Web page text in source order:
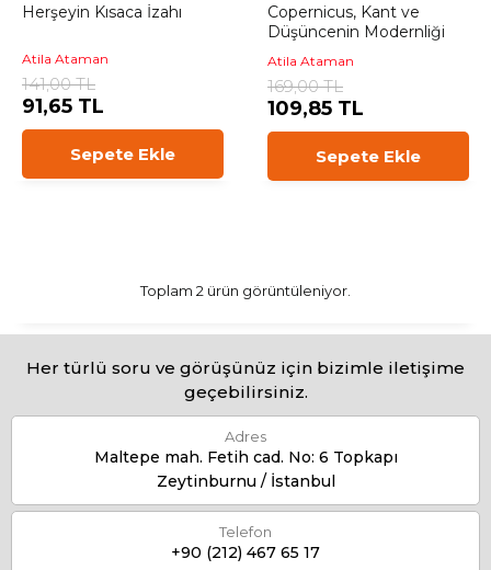
Herşeyin Kısaca İzahı
Atila Ataman
141,00 TL
91,65 TL
Sepete Ekle
Copernicus, Kant ve
Düşüncenin Modernliği
Atila Ataman
169,00 TL
109,85 TL
Sepete Ekle
Toplam 2 ürün görüntüleniyor.
Her türlü soru ve görüşünüz için bizimle iletişime
geçebilirsiniz.
Adres
Maltepe mah. Fetih cad. No: 6 Topkapı
Zeytinburnu / İstanbul
Telefon
+90 (212) 467 65 17